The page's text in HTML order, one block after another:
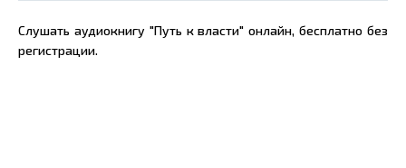
Слушать аудиокнигу "Путь к власти" онлайн, бесплатно без
регистрации.